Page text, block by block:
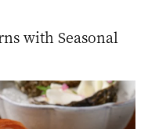
with Seasonal